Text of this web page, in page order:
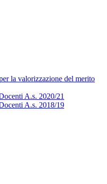
la valorizzazione del merito
A.s. 2020/21
A.s. 2018/19